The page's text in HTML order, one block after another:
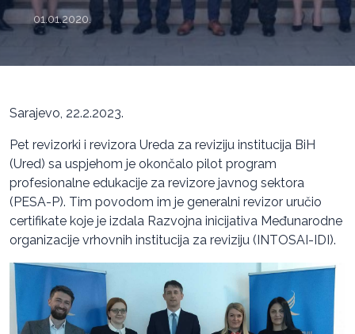
01.01.2020.
Sarajevo, 22.2.2023.
Pet revizorki i revizora Ureda za reviziju institucija BiH
(Ured) sa uspjehom je okončalo pilot program
profesionalne edukacije za revizore javnog sektora
(PESA-P). Tim povodom im je generalni revizor uručio
certifikate koje je izdala Razvojna inicijativa Međunarodne
organizacije vrhovnih institucija za reviziju (INTOSAI-IDI).